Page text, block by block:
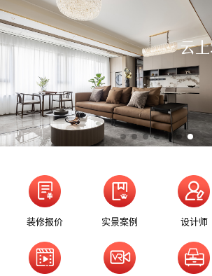
装修报价 实景案例 设计师